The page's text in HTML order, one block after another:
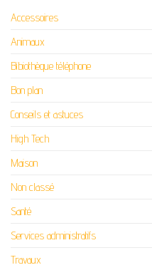
Accessoires
Animaux
Bibiothèque téléphone
Bon plan
Conseils et astuces
High Tech
Maison
Non classé
Santé
Services administratifs
Travaux